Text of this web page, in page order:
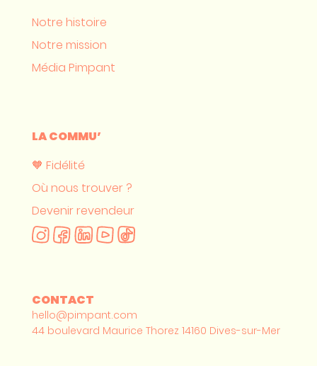
Notre histoire
Notre mission
Média Pimpant
LA COMMU’
🧡 Fidélité
Où nous trouver ?
Devenir revendeur
CONTACT
hello@pimpant.com
44 boulevard Maurice Thorez 14160 Dives-sur-Mer